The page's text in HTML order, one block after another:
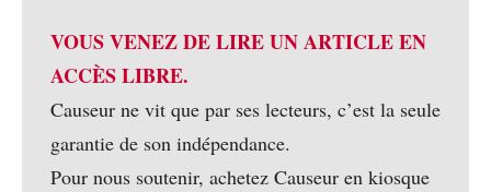
VOUS VENEZ DE LIRE UN ARTICLE EN
ACCÈS LIBRE.
Causeur ne vit que par ses lecteurs, c’est la seule
garantie de son indépendance.
Pour nous soutenir, achetez Causeur en kiosque